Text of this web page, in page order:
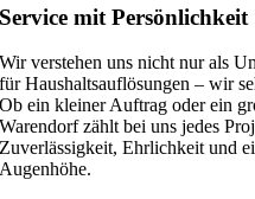
Service mit Persönlichkeit
Wir verstehen uns nicht nur als
für Haushaltsauflösungen – wir
Ob ein kleiner Auftrag oder ein
Warendorf zählt bei uns jedes
Zuverlässigkeit, Ehrlichkeit und
Augenhöhe.